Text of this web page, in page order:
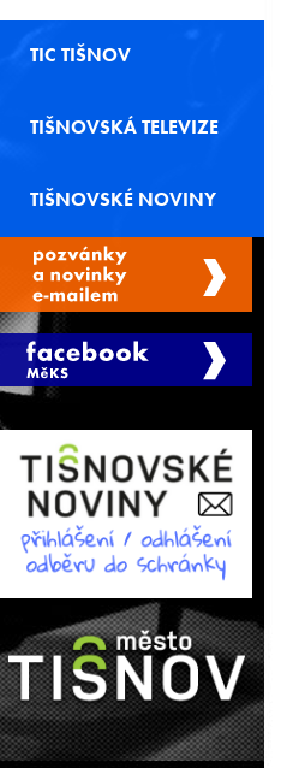
TIC TIŠNOV
TIŠNOVSKÁ TELEVIZE
TIŠNOVSKÉ NOVINY